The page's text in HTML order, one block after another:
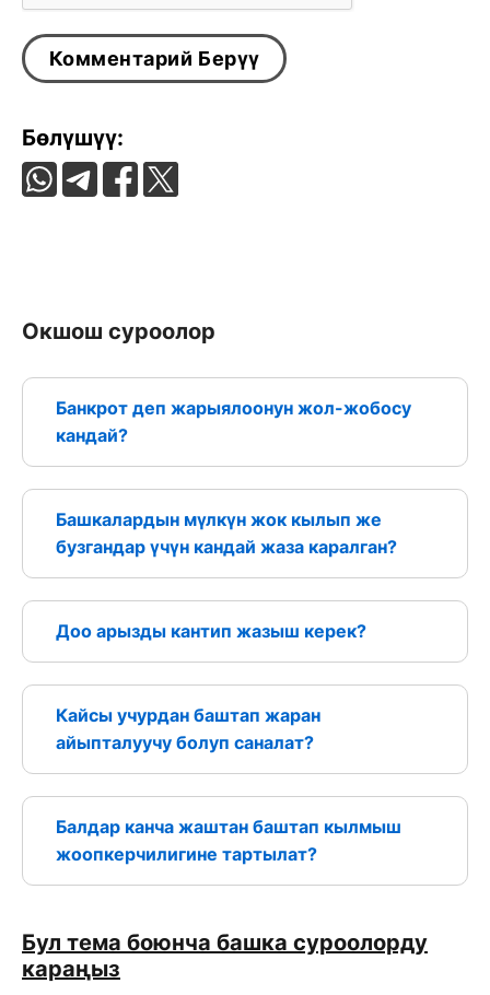
Бөлүшүү:
Окшош суроолор
Банкрот деп жарыялоонун жол-жобосу
кандай?
Башкалардын мүлкүн жок кылып же
бузгандар үчүн кандай жаза каралган?
Доо арызды кантип жазыш керек?
Кайсы учурдан баштап жаран
айыпталуучу болуп саналат?
Балдар канча жаштан баштап кылмыш
жоопкерчилигине тартылат?
Бул тема боюнча башка суроолорду
караңыз